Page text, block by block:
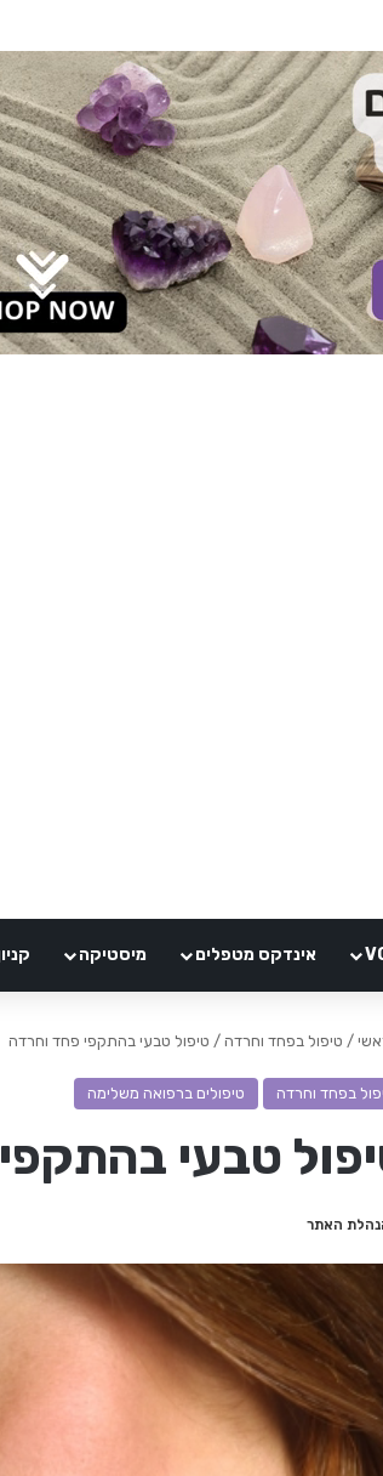
אינדקס מטפלים מיסטיקה
/ טיפול בפחד וחרדה / טיפול טבעי בהתקפי פחד וחרדה
בפחד וחרדה טיפולים ברפואה משלימה
טבעי
האתר